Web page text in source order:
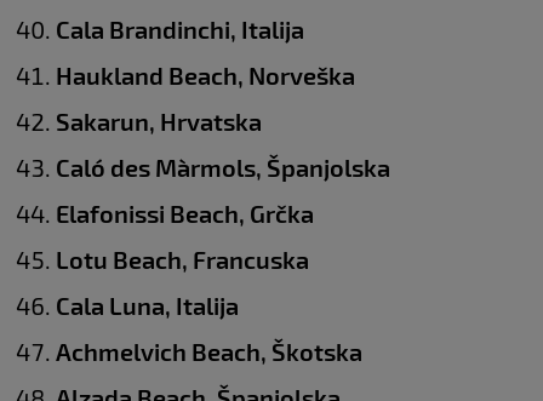
Cala Brandinchi, Italija
Haukland Beach, Norveška
Sakarun, Hrvatska
Caló des Màrmols, Španjolska
Elafonissi Beach, Grčka
Lotu Beach, Francuska
Cala Luna, Italija
Achmelvich Beach, Škotska